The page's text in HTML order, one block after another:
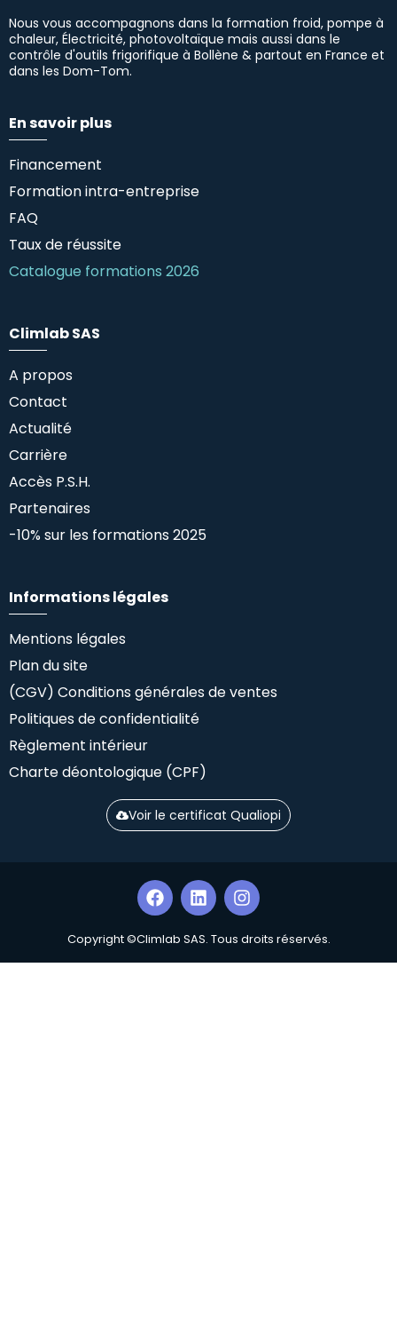
Nous vous accompagnons dans la formation froid, pompe à
chaleur, Électricité, photovoltaïque mais aussi dans le
contrôle d'outils frigorifique à Bollène & partout en France et
dans les Dom-Tom.
En savoir plus
Financement
Formation intra-entreprise
FAQ
Taux de réussite
Catalogue formations 2026
Climlab SAS
A propos
Contact
Actualité
Carrière
Accès P.S.H.
Partenaires
-10% sur les formations 2025
Informations légales
Mentions légales
Plan du site
(CGV) Conditions générales de ventes
Politiques de confidentialité
Règlement intérieur
Charte déontologique (CPF)
Voir le certificat Qualiopi
Copyright ©Climlab SAS. Tous droits réservés.